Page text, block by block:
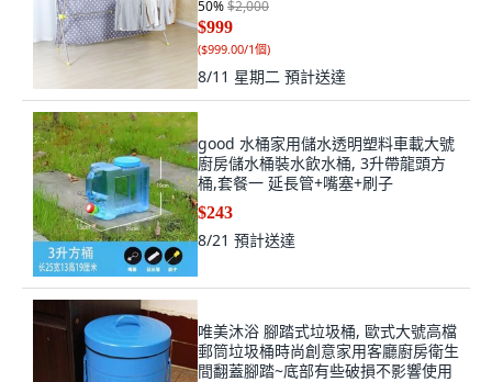
50%$2,000
$999
($999.00/1個)
8/11 星期二 預計送達
good 水桶家用儲水透明塑料車載大號
廚房儲水桶裝水飲水桶, 3升帶龍頭方
桶,套餐一 延長管+嘴塞+刷子
$243
8/21 預計送達
唯美沐浴 腳踏式垃圾桶, 歐式大號高檔
郵筒垃圾桶時尚創意家用客廳廚房衛生
間翻蓋腳踏~底部有些破損不影響使用